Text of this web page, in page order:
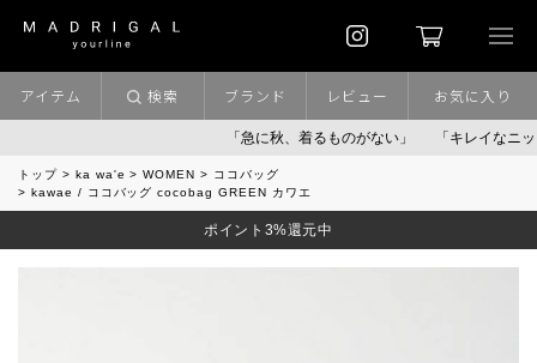
「急に秋、着るものがない」 「キレイなニット」
アイテム 検索 ブランド レビュー お気に入り
トップ ka wa'e WOMEN
ココバッグ
kawae / ココバッグ cocobag GREEN カワエ
ポイント3%還元中